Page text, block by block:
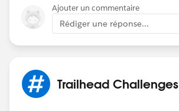
Ajouter un commentaire
Rédiger une réponse...
Trailhead Challenges